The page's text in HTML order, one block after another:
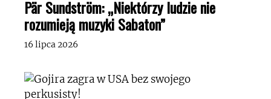
Pär Sundström: „Niektórzy ludzie nie
rozumieją muzyki Sabaton”
16 lipca 2026